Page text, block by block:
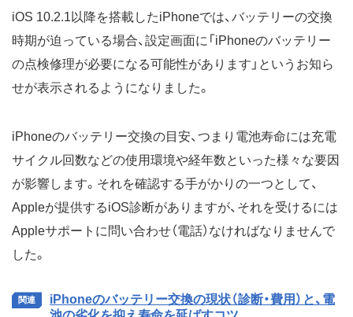
iOS 10.2.1以降を搭載したiPhoneでは、バッテリーの交換
時期が迫っている場合、設定画面に「iPhoneのバッテリー
の点検修理が必要になる可能性があります」というお知ら
せが表示されるようになりました。
iPhoneのバッテリー交換の目安、つまり電池寿命には充電
サイクル回数などの使用環境や経年数といった様々な要因
が影響します。それを確認する手がかりの一つとして、
Appleが提供するiOS診断がありますが、それを受けるには
Appleサポートに問い合わせ（電話）なければなりませんで
した。
iPhoneのバッテリー交換の現状（診断・費用）と、電